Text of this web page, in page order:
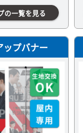
の一覧を見る
ップバナー